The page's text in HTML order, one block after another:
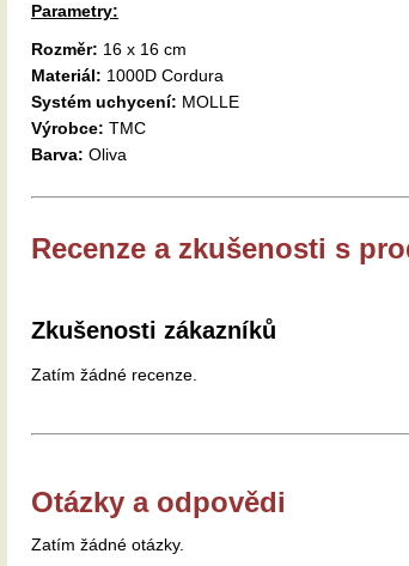
Parametry:
Rozměr: 16 x 16 cm
Materiál: 1000D Cordura
Systém uchycení: MOLLE
Výrobce: TMC
Barva: Oliva
Recenze a zkušenosti s
Zkušenosti zákazníků
Zatím žádné recenze.
Otázky a odpovědi
Zatím žádné otázky.